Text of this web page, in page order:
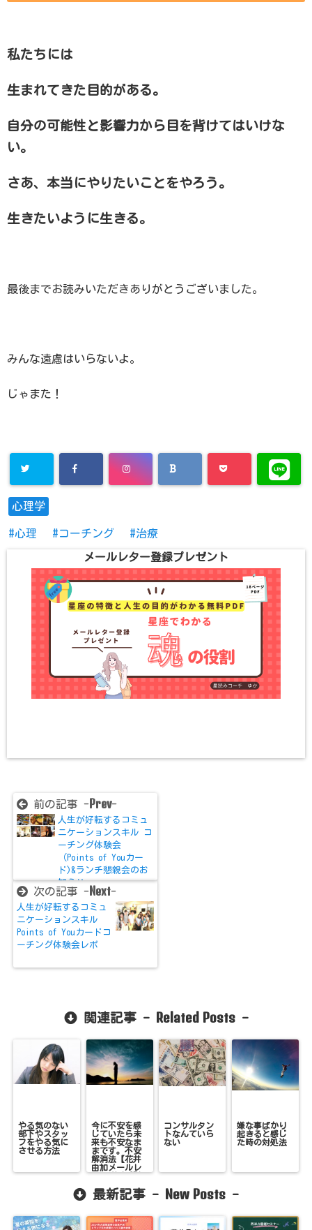
私たちには
生まれてきた目的がある。
自分の可能性と影響力から目を背けてはいけな
い。
さあ、本当にやりたいことをやろう。
生きたいように生きる。
最後までお読みいただきありがとうございました。
みんな遠慮はいらないよ。
じゃまた！
心理学
心理 コーチング 治療
メールレター登録プレゼント
前の記事 - Prev-
人生が好転するコミュ
ニケーションスキル コ
ーチング体験会
（Points of Youカー
ド)&ランチ懇親会のお
知らせ
次の記事 - Next-
人生が好転するコミュ
ニケーションスキル
Points of Youカードコ
ーチング体験会レポ
関連記事 - Related Posts-
やる気のない
部下やスタッ
フをやる気に
させる方法
今に不安を感
じていたら未
来も不安なま
まです。不安
解消法【花井
由加メールレ
ター Vol.87転
コンサルタン
トなんていら
ない
嫌な事ばかり
起きると感じ
た時の対処法
最新記事 - New Posts -